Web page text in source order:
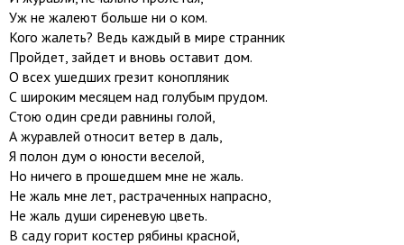
Уж не жалеют больше ни о ком.
Кого жалеть? Ведь каждый в мире странник
Пройдет, зайдет и вновь оставит дом.
О всех ушедших грезит конопляник
С широким месяцем над голубым прудом.
Стою один среди равнины голой,
А журавлей относит ветер в даль,
Я полон дум о юности веселой,
Но ничего в прошедшем мне не жаль.
Не жаль мне лет, растраченных напрасно,
Не жаль души сиреневую цветь.
В саду горит костер рябины красной,